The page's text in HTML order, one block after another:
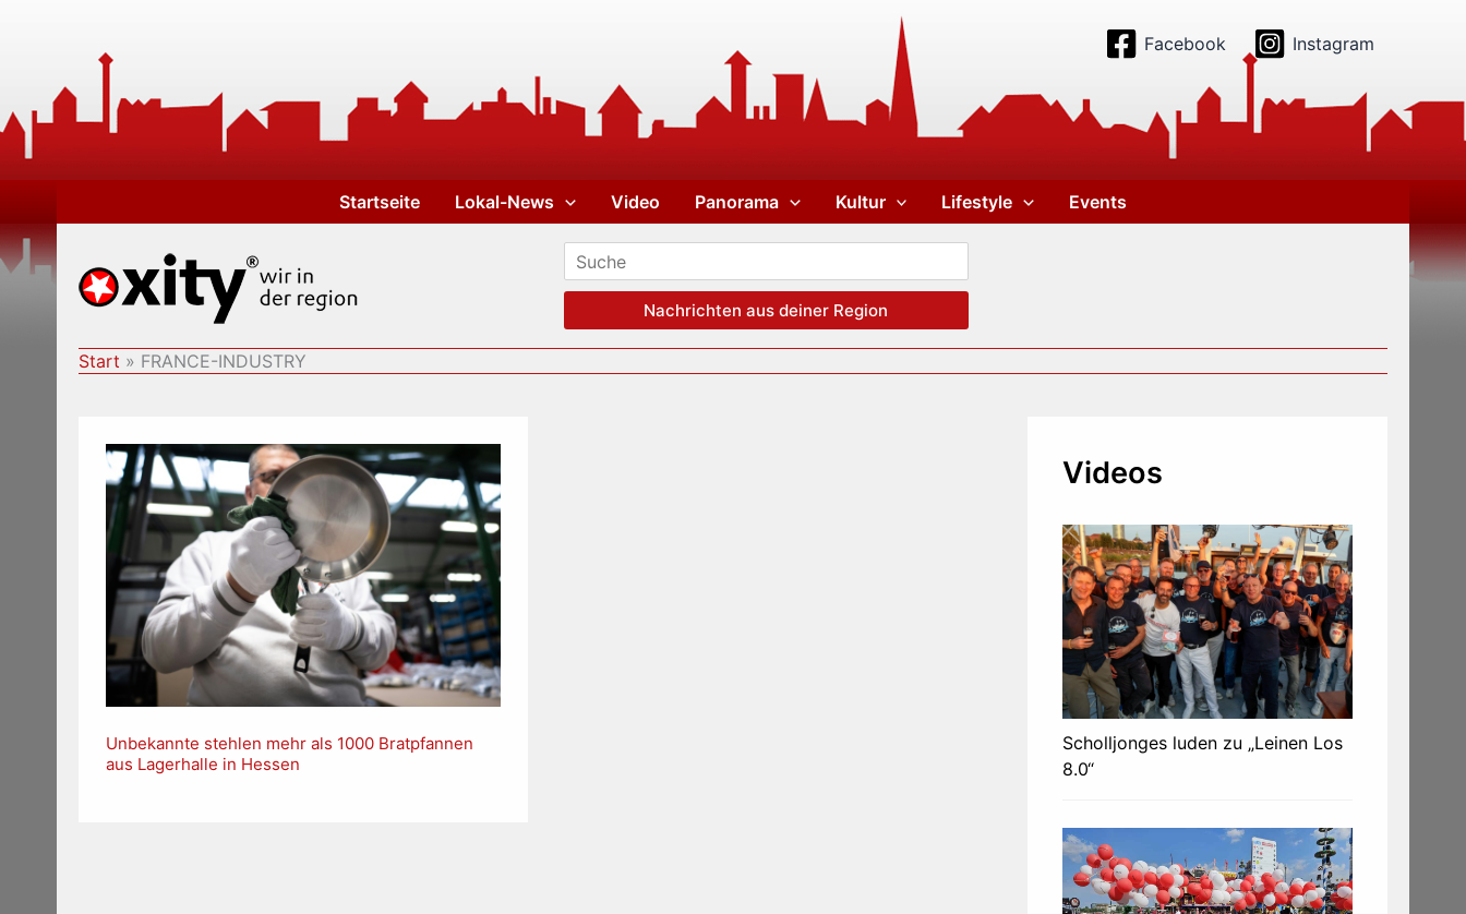
Facebook Instagram
Startseite Lokal-News Video Panorama Kultur Lifestyle Events
Nachrichten aus deiner Region
Start FRANCE-INDUSTRY
Unbekannte stehlen mehr als 1000 Bratpfannen
aus Lagerhalle in Hessen
Videos
Scholljonges luden zu „Leinen Los
8.0“